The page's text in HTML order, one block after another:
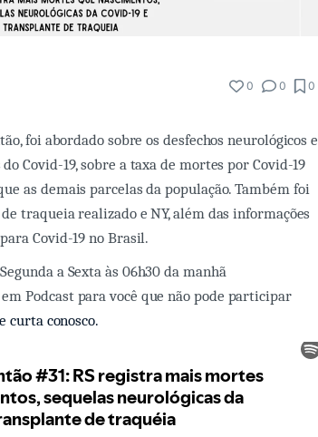
0 0 0
foi abordado sobre os desfechos neurológicos e
Covid-19, sobre a taxa de mortes por Covid-19
as demais parcelas da população. Também foi
traqueia realizado e NY, além das informações
Covid-19 no Brasil.
a Sexta às 06h30 da manhã
Podcast para você que não pode participar
curta conosco.